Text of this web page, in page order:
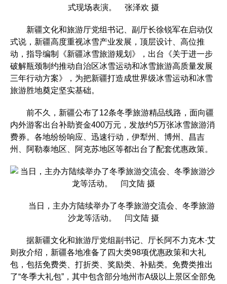
式现场表演。 张泽欢 摄
新疆文化和旅游厅党组书记、副厅长徐锐军在启动仪
式说，新疆高度重视冰雪产业发展，顶层设计、高位推
动，指导编制《新疆冰雪旅游规划》，出台《关于进一步
破解瓶颈制约推动自治区冰雪运动和冰雪旅游高质量发展
三年行动方案》，为把新疆打造成世界级冰雪运动和冰雪
旅游胜地奠定坚实基础。
前不久，新疆公布了12条冬季旅游精品线路，面向疆
内外游客出台补助资金400万元，发放约5万张冰雪旅游消
费券。各地纷纷响应、迅速行动，伊犁州、博州、昌吉
州、阿勒泰地区、阿克苏地区等都出台了配套优惠政策。
当日，主办方陆续举办了冬季旅游交流会、冬季旅游
沙龙等活动。 闫文陆 摄
据新疆文化和旅游厅党组副书记、厅长阿不力克木·艾
则孜介绍，新疆各地准备了四大类98项优惠政策和大礼
包，包括免费类、打折类、奖励类、补贴类。免费类推出
了“冬季大礼包”，其中包含部分地州市A级以上景区全部免